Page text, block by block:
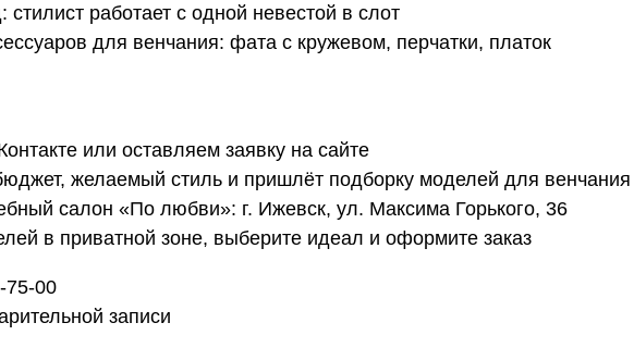
работает с одной невестой в слот
для венчания: фата с кружевом, перчатки, платок
или оставляем заявку на сайте
желаемый стиль и пришлёт подборку моделей для венчания
салон «По любви»: г. Ижевск, ул. Максима Горького, 36
в приватной зоне, выберите идеал и оформите заказ
75-00
записи
платья